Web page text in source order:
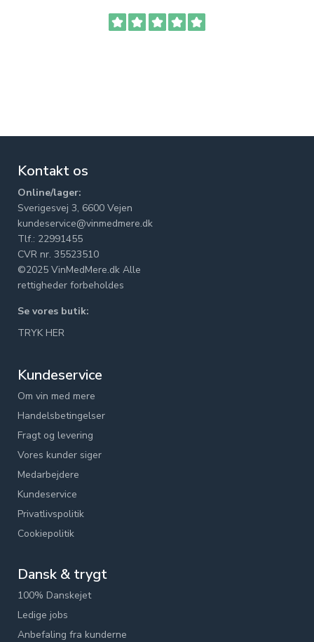
Kontakt os
Online/lager:
Sverigesvej 3, 6600 Vejen
kundeservice@vinmedmere.dk
Tlf.: 22991455
CVR nr. 35523510
©2025 VinMedMere.dk Alle
rettigheder forbeholdes
Se vores butik:
TRYK HER
Kundeservice
Om vin med mere
Handelsbetingelser
Fragt og levering
Vores kunder siger
Medarbejdere
Kundeservice
Privatlivspolitik
Cookiepolitik
Dansk & trygt
100% Danskejet
Ledige jobs
Anbefaling fra kunderne